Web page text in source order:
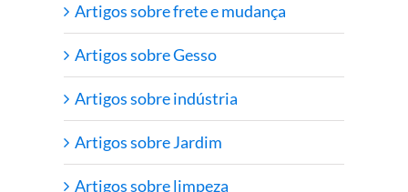
Artigos sobre frete e mudança
Artigos sobre Gesso
Artigos sobre indústria
Artigos sobre Jardim
Artigos sobre limpeza